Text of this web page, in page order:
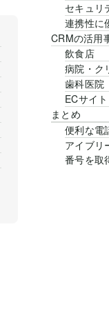
セキュリ
連携性に
CRMの活用
飲食店
病院・ク
歯科医院
ECサイト
まとめ
便利な電
アイブリ
番号を取